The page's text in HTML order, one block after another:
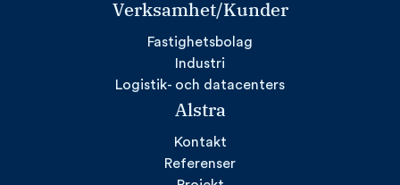
Verksamhet/Kunder
Fastighetsbolag
Industri
Logistik- och datacenters
Alstra
Kontakt
Referenser